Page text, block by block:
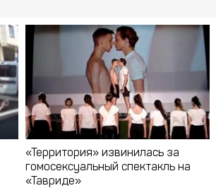
«Территория» извинилась за
гомосексуальный спектакль на
«Тавриде»